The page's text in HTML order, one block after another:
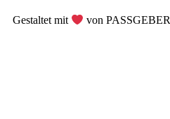
Gestaltet mit von PASSGEBER